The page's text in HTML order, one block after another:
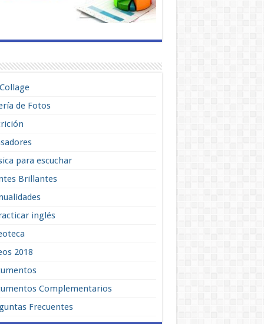
de Fotos
para escuchar
Brillantes
inglés
2018
Complementarios
Frecuentes